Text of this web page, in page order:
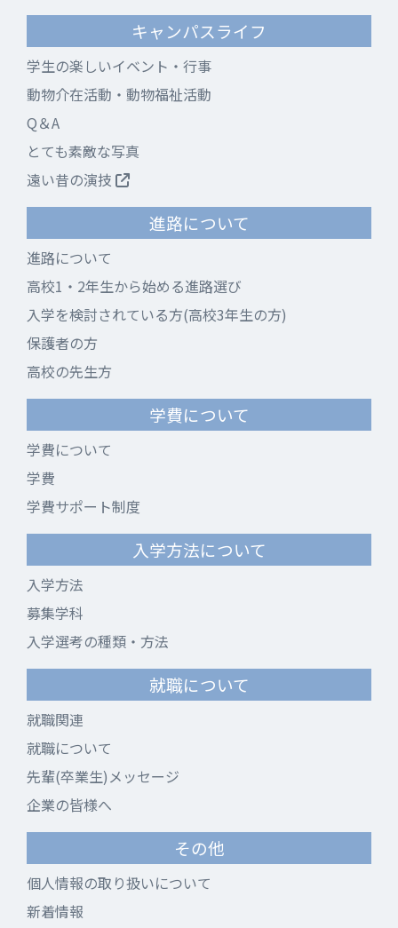
キャンパスライフ
学生の楽しいイベント・行事
動物介在活動・動物福祉活動
Q＆A
とても素敵な写真
遠い昔の演技
進路について
進路について
高校1・2年生から始める進路選び
入学を検討されている方(高校3年生の方)
保護者の方
高校の先生方
学費について
学費について
学費
学費サポート制度
入学方法について
入学方法
募集学科
入学選考の種類・方法
就職について
就職関連
就職について
先輩(卒業生)メッセージ
企業の皆様へ
その他
個人情報の取り扱いについて
新着情報